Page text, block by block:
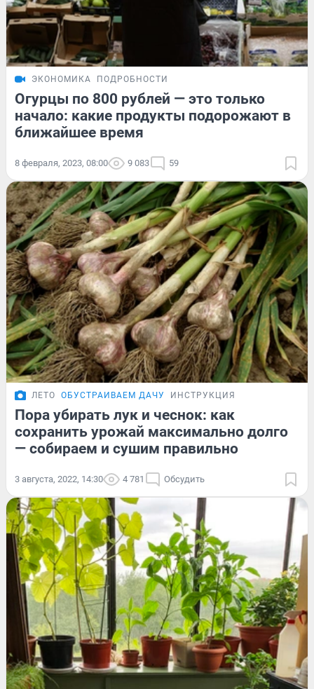
ЭКОНОМИКА ПОДРОБНОСТИ
Огурцы по 800 рублей — это только
начало: какие продукты подорожают в
ближайшее время
8 февраля, 2023, 08:00 9 083 59
ЛЕТО ОБУСТРАИВАЕМ ДАЧУ ИНСТРУКЦИЯ
Пора убирать лук и чеснок: как
сохранить урожай максимально долго
— собираем и сушим правильно
3 августа, 2022, 14:30 4 781 Обсудить